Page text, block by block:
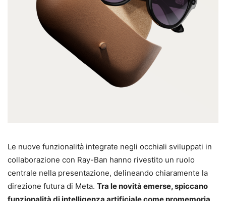
Le nuove funzionalità integrate negli occhiali sviluppati in
collaborazione con Ray-Ban hanno rivestito un ruolo
centrale nella presentazione, delineando chiaramente la
direzione futura di Meta. Tra le novità emerse, spiccano